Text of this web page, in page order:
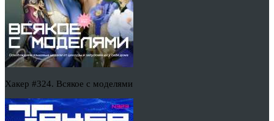
Хакер #324. Всякое с моделями